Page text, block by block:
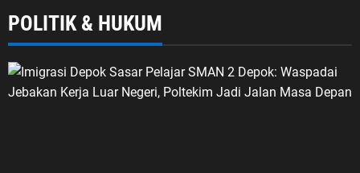
POLITIK & HUKUM